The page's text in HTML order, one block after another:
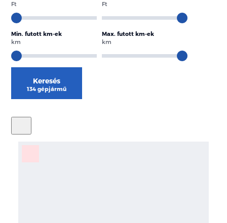
Ft
Ft
Min. futott km-ek
km
Max. futott km-ek
km
Keresés
134 gépjármű